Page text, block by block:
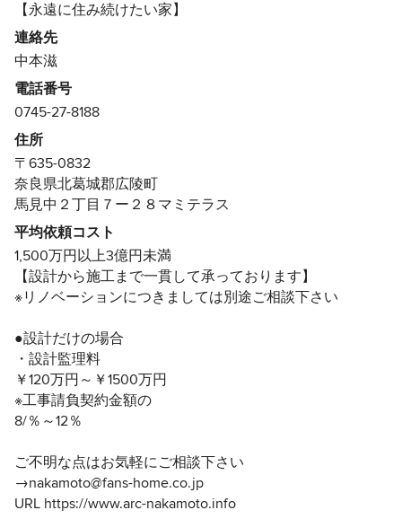
ったとたん涼しく、冬の寒い日玄関に入ったとたんに暖か
いです。 エアコンは一台使用するだけで快適に過ごして
います。 デザインもスタイリッシュで気に入っていま
「秘密の部屋」です。
【永遠に住み続けたい家】
住まわれるお客様を幸せにし家族の未来を創造する。性能
だけでもない、デザインだけでもない。お客様の幸せとこ
れからの住宅の価値。それをどこまで追求できるのか、そ
れが私たちの家づくりの理念です。
それが社会へ持続可能な貢献である。
＝社会への持続可能な貢献＝
『家づくりを通してCO2排出を抑える』
簡単に言えば、エアコン１台で快適な家
●建物の性能はデジタル数値で表します
UA値 「0.4」前後 G2グレード ※一棟一棟計算しますの
でその平均値です
C 値 「0.5」以下 ※全ての物件を現地で測定致しますそ
※リノベーションでも測定します
耐震等級「3」 ※全ての物件を構造計算（許容応力度計
算）を致します
〒631-0031 奈良市敷島町1-509-10
【敷島モデル】
連絡先
中本滋
電話番号
0745-27-8188
住所
〒635-0832
奈良県北葛城郡広陵町
馬見中２丁目７ー２８マミテラス
平均依頼コスト
1,500万円以上3億円未満
【設計から施工まで一貫して承っております】
※リノベーションにつきましては別途ご相談下さい
●設計だけの場合
・設計監理料
￥120万円～￥1500万円
※工事請負契約金額の
8/％～12％
ご不明な点はお気軽にご相談下さい
→nakamoto@fans-home.co.jp
URL https://www.arc-nakamoto.info